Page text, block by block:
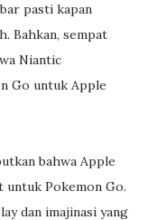
pasti kapan
Bahkan, sempat
Niantic
Go untuk Apple
bahwa Apple
untuk Pokemon Go.
dan imajinasi yang